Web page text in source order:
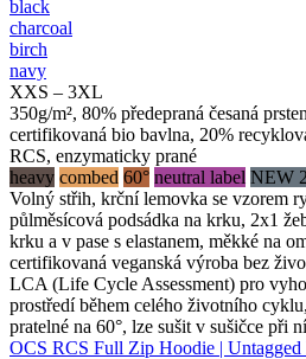
black
charcoal
birch
navy
XXS – 3XL
350g/m², 80% předepraná česaná
certifikovaná bio bavlna, 20%
RCS, enzymaticky prané
heavy combed 60° neutral label NEW
Volný střih, krční lemovka se vzorem
půlměsícová podsádka na krku, 2x1
krku a v pase s elastanem, měkké na
certifikovaná veganská výroba bez
LCA (Life Cycle Assessment) pro
prostředí během celého životního
pratelné na 60°, lze sušit v sušičce při
OCS RCS Full Zip Hoodie | Untagged